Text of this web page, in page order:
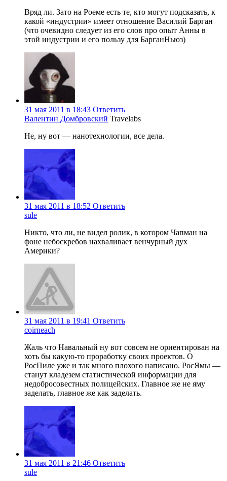
Вряд ли. Зато на Роеме есть те, кто могут подсказать, к
какой «индустрии» имеет отношение Василий Барган
(что очевидно следует из его слов про опыт Анны в
этой индустрии и его пользу для БарганНьюз)
31 мая 2011 в 18:43 Ответить
Валентин Домбровский Travelabs
Не, ну вот — нанотехнологии, все дела.
31 мая 2011 в 18:52 Ответить
sule
Никто, что ли, не видел ролик, в котором Чапман на
фоне небоскребов нахваливает венчурный дух
Америки?
31 мая 2011 в 19:41 Ответить
coirneach
Жаль что Навальный ну вот совсем не ориентирован на
хоть бы какую-то проработку своих проектов. О
РосПиле уже и так много плохого написано. РосЯмы —
станут кладезем статистической информации для
недобросовестных полицейских. Главное же не яму
заделать, главное же как заделать.
31 мая 2011 в 21:46 Ответить
sule